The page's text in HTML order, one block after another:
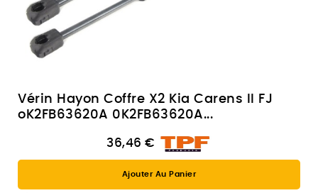
Vérin Hayon Coffre X2 Kia Carens II FJ
oK2FB63620A 0K2FB63620A...
36,46 €
Ajouter Au Panier